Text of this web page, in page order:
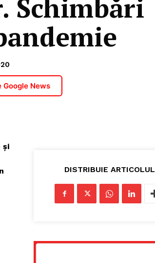
Schimbări
Google News
și
DISTRIBUIE ARTICOLUL